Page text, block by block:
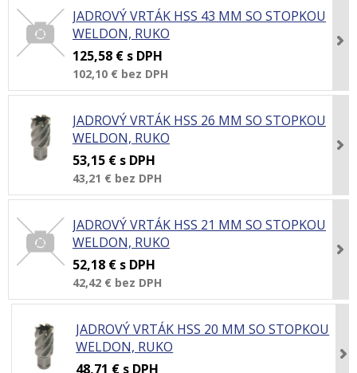
JADROVÝ VRTÁK HSS 43 MM SO STOPKOU
WELDON, RUKO
125,58 € s DPH
102,10 € bez DPH
JADROVÝ VRTÁK HSS 26 MM SO STOPKOU
WELDON, RUKO
53,15 € s DPH
43,21 € bez DPH
JADROVÝ VRTÁK HSS 21 MM SO STOPKOU
WELDON, RUKO
52,18 € s DPH
42,42 € bez DPH
JADROVÝ VRTÁK HSS 20 MM SO STOPKOU
WELDON, RUKO
48,71 € s DPH